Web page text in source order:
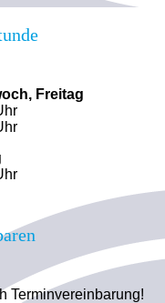
Freitag
Terminvereinbarung!